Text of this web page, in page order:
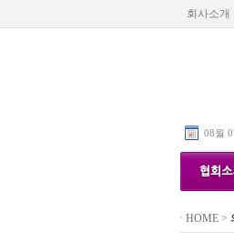
회사소개
08월
HOME>